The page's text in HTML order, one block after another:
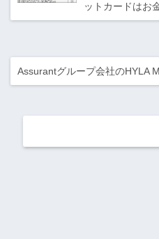
ットカードはお
Assurantグループ会社のHYLA